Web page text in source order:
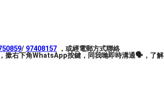
/ 97408157 ，或經電郵方式聯絡
撳右下角WhatsApp按鍵，同我哋即時溝通🗣️，了解